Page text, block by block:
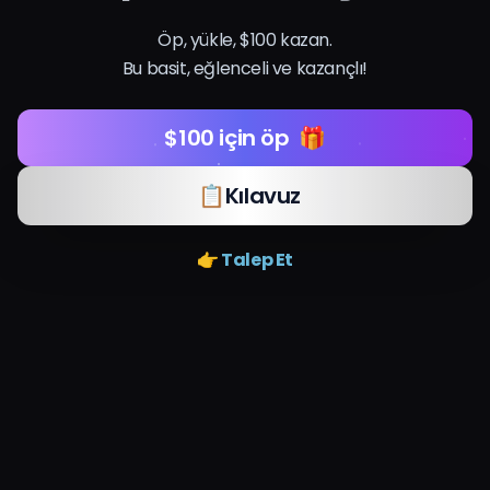
Öp, yükle, $100 kazan.
Bu basit, eğlenceli ve kazançlı!
$100 için öp 🎁
📋Kılavuz
👉 Talep Et